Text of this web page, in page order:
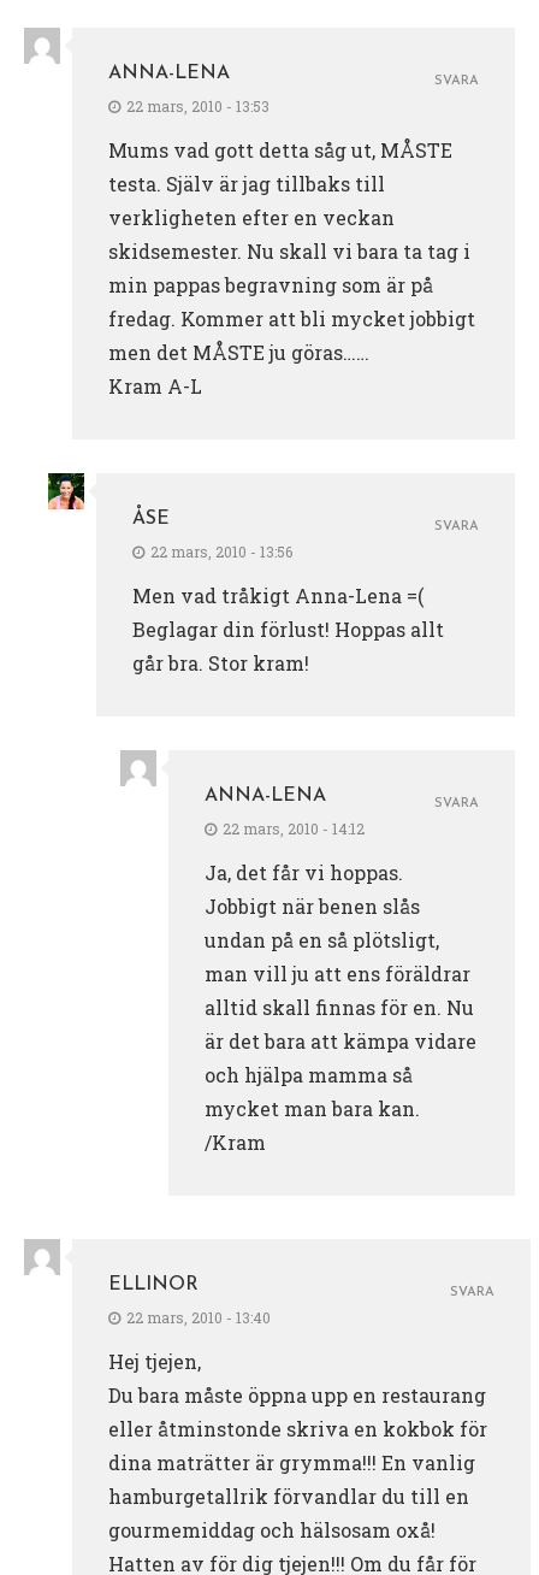
ANNA-LENA
22 mars, 2010 - 13:53
Mums vad gott detta såg ut, MÅSTE
testa. Själv är jag tillbaks till
verkligheten efter en veckan
skidsemester. Nu skall vi bara ta tag i
min pappas begravning som är på
fredag. Kommer att bli mycket jobbigt
men det MÅSTE ju göras……
Kram A-L
SVARA
ÅSE
22 mars, 2010 - 13:56
Men vad tråkigt Anna-Lena =(
Beglagar din förlust! Hoppas allt
går bra. Stor kram!
SVARA
ANNA-LENA
22 mars, 2010 - 14:12
Ja, det får vi hoppas.
Jobbigt när benen slås
undan på en så plötsligt,
man vill ju att ens föräldrar
alltid skall finnas för en. Nu
är det bara att kämpa vidare
och hjälpa mamma så
mycket man bara kan.
/Kram
SVARA
ELLINOR
22 mars, 2010 - 13:40
Hej tjejen,
Du bara måste öppna upp en restaurang
eller åtminstonde skriva en kokbok för
dina maträtter är grymma!!! En vanlig
hamburgetallrik förvandlar du till en
gourmemiddag och hälsosam oxå!
Hatten av för dig tjejen!!! Om du får för
SVARA